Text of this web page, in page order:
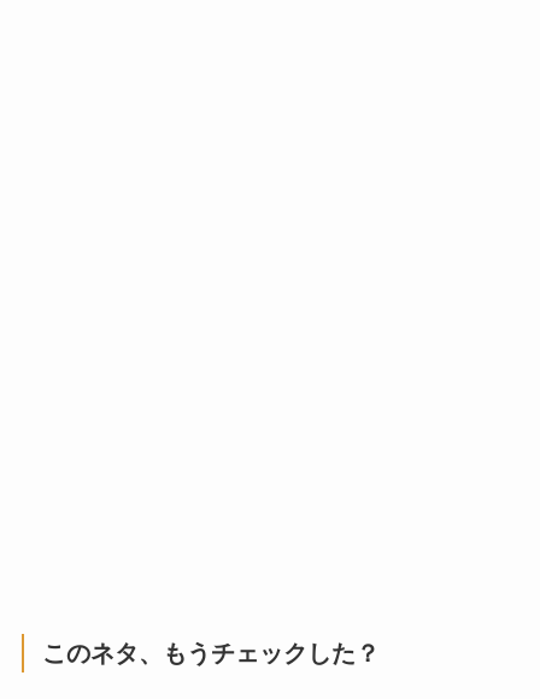
このネタ、もうチェックした？